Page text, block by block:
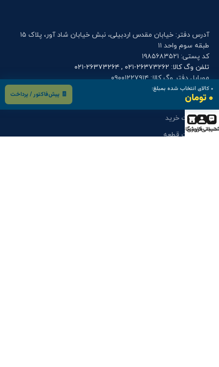
۰ کالای انتخاب شده بمبلغ:
۰ تومان 🧾 پیش‌فاکتور / پرداخت
آدرس دفتر: خیابان مقدس اردبیلی، نبش خیابان شاد آور، پلاک ۱۵
طبقه سوم واحد ۱۱
کد پستی: ۱۹۸۵۶۸۳۵۲۱
تلفن وگ کالا: ۲۶۳۷۳۲۶۲-۰۲۱ , ۲۶۳۷۳۲۶۴-۰۲۱
موبایل دفتر وگ کالا: ۰۹۰۰۱۲۲۷۹۱۴
فرم های کاربری
درخواست خرید
درخواست قطعه
حساب کاربری
فروشگاه